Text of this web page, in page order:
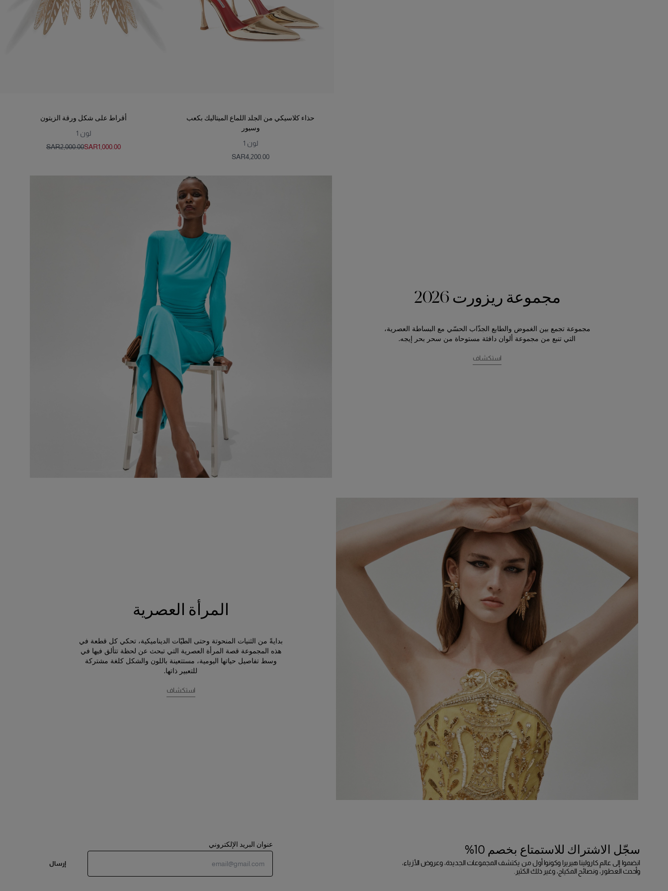
أقراط على شكل ورقة الزيتون
1 لون
SAR‌2,000.00SAR‌1,000.00
حذاء كلاسيكي من الجلد اللماع الميتاليك بكعب
وسيور
1 لون
SAR‌4,200.00
مجموعة ريزورت 2026
مجموعة تجمع بين الغموض والطابع الجذّاب الحسّي مع البساطة العصرية،
التي تنبع من مجموعة ألوان دافئة مستوحاة من سحر بحر إيجه.
استكشاف
المرأة العصرية
بدايةً من الثنيات المنحوتة وحتى الطيّات الديناميكية، تحكي كل قطعة في
هذه المجموعة قصة المرأة العصرية التي تبحث عن لحظة تتألق فيها في
وسط تفاصيل حياتها اليومية، مستتعينة باللون والشكل كلغة مشتركة
للتعبير ذاتها.
استكشاف
سجّل الاشتراك للاستمتاع بخصم 10%
انضموا إلى عالم كارولينا هيريرا وكونوا أول من يكتشف المجموعات الجديدة، وعروض الأزياء،
وأحدث العطور، ونصائح المكياج، وغير ذلك الكثير.
عنوان البريد الإلكتروني
إرسال